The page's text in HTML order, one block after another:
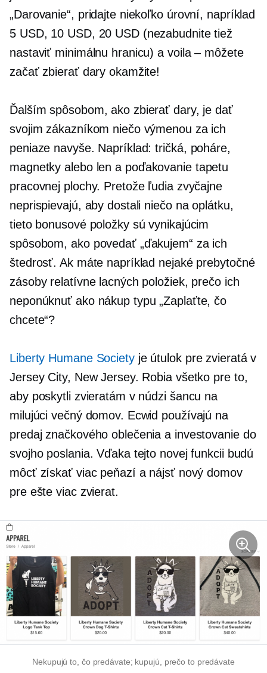
„Darovanie“, pridajte niekoľko úrovní, napríklad
5 USD, 10 USD, 20 USD (nezabudnite tiež
nastaviť minimálnu hranicu) a voila – môžete
začať zbierať dary okamžite!
Ďalším spôsobom, ako zbierať dary, je dať
svojim zákazníkom niečo výmenou za ich
peniaze navyše. Napríklad:tričká, poháre,
magnetky alebo len a poďakovanietapetu
pracovnej plochy. Pretože ľudia zvyčajne
neprispievajú, aby dostali niečo na oplátku,
tieto bonusové položky sú vynikajúcim
spôsobom, ako povedať „ďakujem“ za ich
štedrosť. Ak máte napríklad nejaké prebytočné
zásoby relatívne lacných položiek, prečo ich
neponúknuť ako nákup typu „Zaplaťte, čo
chcete“?
Liberty Humane Societyje útulok pre zvieratá v
Jersey City, New Jersey. Robia všetko pre to,
aby poskytli zvieratám v núdzi šancu na
milujúci večný domov. Ecwid používajú na
predaj značkového oblečenia a investovanie do
svojho poslania. Vďaka tejto novej funkcii budú
môcť získať viac peňazí a nájsť nový domov
pre ešte viac zvierat.
Nekupujú to, čo predávate; kupujú, prečo to predávate